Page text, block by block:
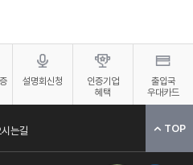
설명회신청
인증기업
혜택
출입국
우대카드
TOP
는길